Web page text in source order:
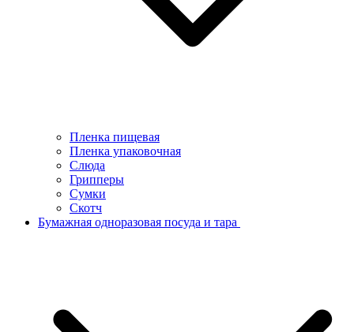
Пленка пищевая
Пленка упаковочная
Слюда
Грипперы
Сумки
Скотч
Бумажная одноразовая посуда и тара